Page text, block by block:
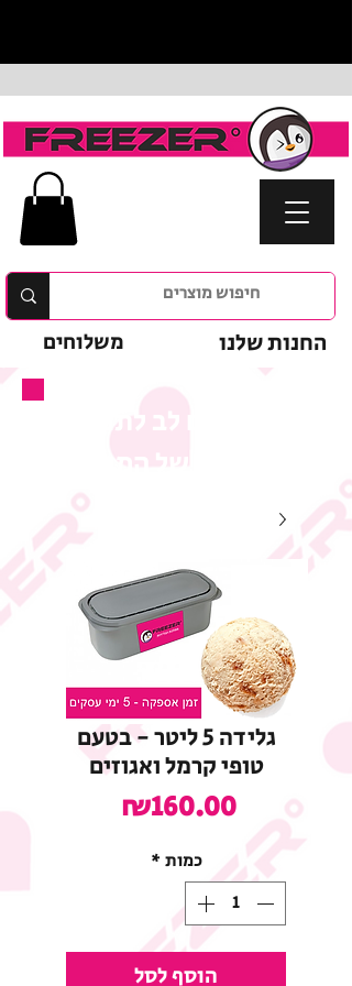
החנות שלנו משלוחים
המבצע של המוצר
גלידה 5 ליטר - בטעם
טופי קרמל ואגוזים
₪160.00
כמות *
הוסף לסל